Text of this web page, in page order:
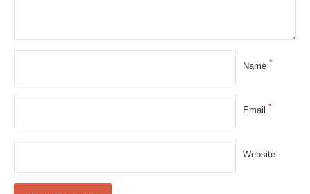
Name *
Email *
Website